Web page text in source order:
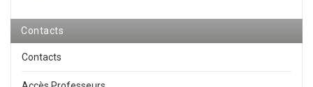
Contacts
Contacts